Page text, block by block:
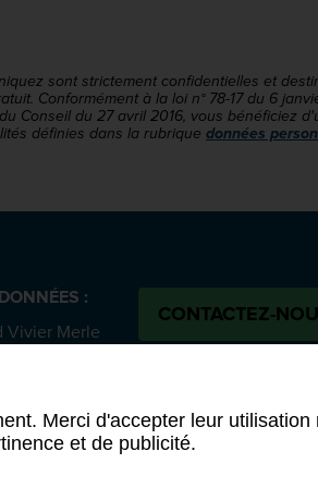
Merci d'accepter leur
et de publicité.
sont strictement confidentielles et
Conformément à la loi n° 78-17 du 6
Conseil du 27 avril 2016, vous
définies dans la rubrique données
:
Vivier Merle
58 00
CONTACTEZ-